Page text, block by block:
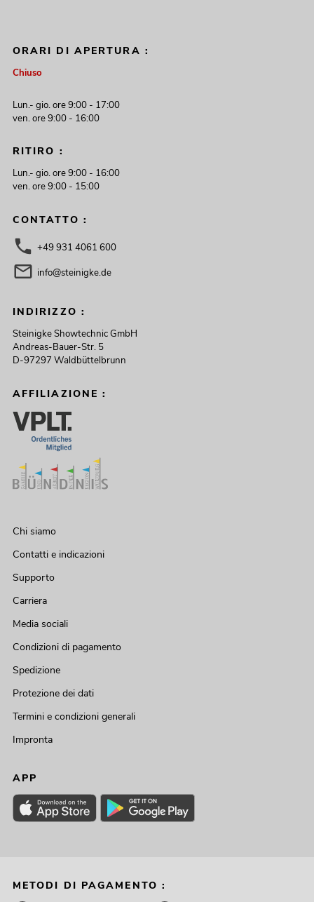
ORARI DI APERTURA :
Chiuso
Lun.- gio. ore 9:00 - 17:00
ven. ore 9:00 - 16:00
RITIRO :
Lun.- gio. ore 9:00 - 16:00
ven. ore 9:00 - 15:00
CONTATTO :
+49 931 4061 600
info@steinigke.de
INDIRIZZO :
Steinigke Showtechnic GmbH
Andreas-Bauer-Str. 5
D-97297 Waldbüttelbrunn
AFFILIAZIONE :
Chi siamo
Contatti e indicazioni
Supporto
Carriera
Media sociali
Condizioni di pagamento
Spedizione
Protezione dei dati
Termini e condizioni generali
Impronta
APP
METODI DI PAGAMENTO :